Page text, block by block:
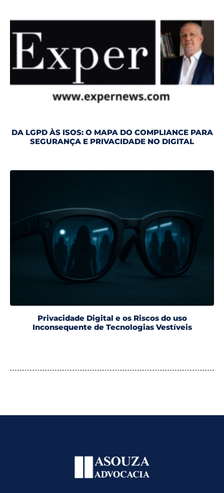
DA LGPD ÀS ISOS: O MAPA DO COMPLIANCE PARA
SEGURANÇA E PRIVACIDADE NO DIGITAL
Privacidade Digital e os Riscos do uso
Inconsequente de Tecnologias Vestíveis